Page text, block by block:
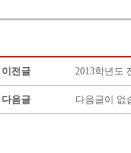
이전글 2013학년도
다음글 다음글이 없